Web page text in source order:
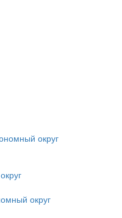
округ
округ